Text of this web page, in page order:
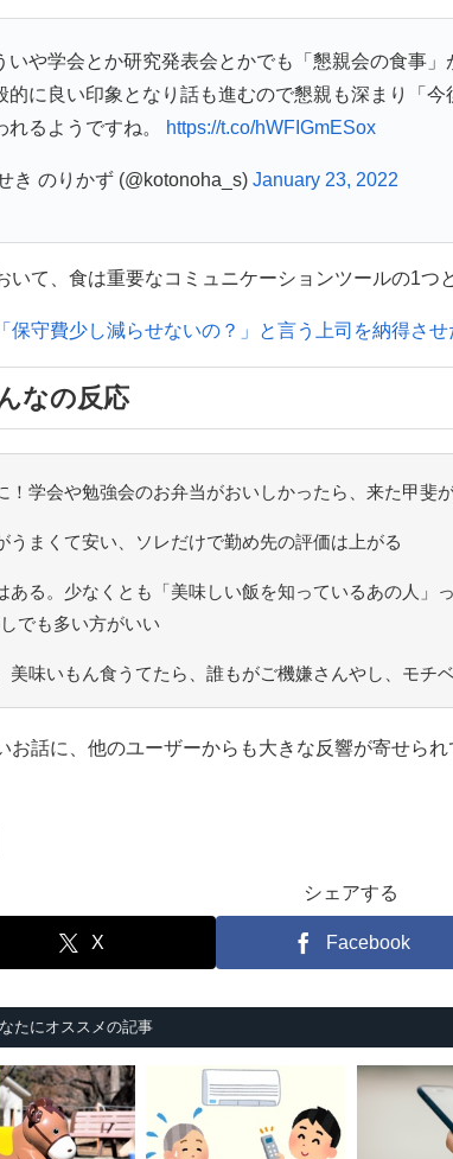
いや学会とか研究発表会とかでも「懇親会の食事
的に良い印象となり話も進むので懇親も深まり「今
れるようですね。
https://t.co/hWFIGmESox
き のりかず (@kotonoha_s) January 23, 2022
いて、食は重要なコミュニケーションツールの1つ
「保守費少し減らせないの？」と言う上司を納得さ
なの反応
！学会や勉強会のお弁当がおいしかったら、来た甲斐
うまくて安い、ソレだけで勤め先の評価は上がる
ある。少なくとも「美味しい飯を知っているあの人」
でも多い方がいい
美味いもん食うてたら、誰もがご機嫌さんやし、モチ
お話に、他のユーザーからも大きな反響が寄せられ
シェアする
X Facebook
たにオススメの記事